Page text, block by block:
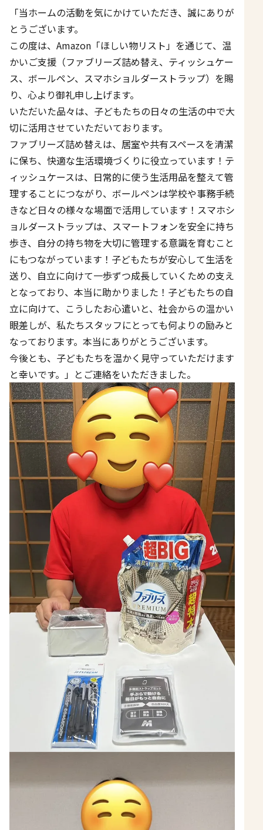
「当ホームの活動を気にかけていただき、誠にありが
とうございます。
この度は、Amazon「ほしい物リスト」を通じて、温
かいご支援（ファブリーズ詰め替え、ティッシュケー
ス、ボールペン、スマホショルダーストラップ）を賜
り、心より御礼申し上げます。
いただいた品々は、子どもたちの日々の生活の中で大
切に活用させていただいております。
ファブリーズ詰め替えは、居室や共有スペースを清潔
に保ち、快適な生活環境づくりに役立っています！テ
ィッシュケースは、日常的に使う生活用品を整えて管
理することにつながり、ボールペンは学校や事務手続
きなど日々の様々な場面で活用しています！スマホシ
ョルダーストラップは、スマートフォンを安全に持ち
歩き、自分の持ち物を大切に管理する意識を育むこと
にもつながっています！子どもたちが安心して生活を
送り、自立に向けて一歩ずつ成長していくための支え
となっており、本当に助かりました！子どもたちの自
立に向けて、こうしたお心遣いと、社会からの温かい
眼差しが、私たちスタッフにとっても何よりの励みと
なっております。本当にありがとうございます。
今後とも、子どもたちを温かく見守っていただけます
と幸いです。」とご連絡をいただきました。